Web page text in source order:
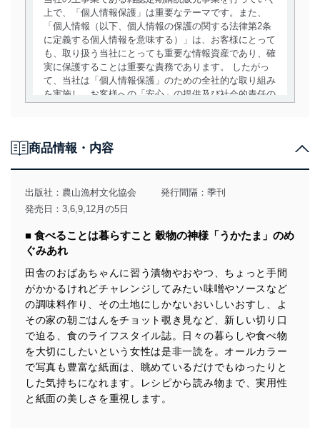
上で、「個人情報保護」は重要なテーマです。また、
「個人情報（以下、個人情報の保護の関する法律第2条
に定義する個人情報を意味する）」は、お客様にとって
も、取り扱う当社にとっても重要な情報資産であり、確
実に保護することは重要な責務であります。 したがっ
て、当社は「個人情報保護」のための全社的な取り組み
を実施し、お客様への「安心」の提供及び社会的責任の
用目的を明確にし、本人の同意を得たうえで利用目的の
達成に必要な範囲内で適法かつ公正な手段によって取
得・利用・提供を行います。また、当社が保有している
個人情報は、同意を得ずに目的外利用、第三者への提
みを確実にするため、従業者等の教育を徹底してまいり
ます。また、目的外利用を行わないために、適切な管理
措置を講じます。
法令遵守
当社は、個人情報に関連する法令、国が定める指針及び
その他の規範を遵守します。また、当社の管理の仕組み
に、これらの法令及びその他の規範を常に適合させま
す。
個人情報の安全管理措置
商品情報・内容
出版社： 農山漁村文化協会
発行間隔：季刊
発売日：3,6,9,12月の5日
■ 食べることは暮らすこと 穀物の神様「うかたま」のめ
ぐみあれ
田舎のおばあちゃんに習う漬物やおやつ、ちょっと手間
がかかるけれどチャレンジしてみたい味噌やソースなど
の調味料作り、その土地にしかないおいしいおすし、よ
その家の朝ごはんをチョット覗き見など、新しい切り口
で迫る、食のライフスタイル誌。日々の暮らしや食べ物
を大切にしたいという女性は是非一読を。オールカラー
で写真も豊富な紙面は、眺めているだけでもゆったりと
した気持ちになれます。レシピから読み物まで、実用性
と紙面の美しさを重視します。